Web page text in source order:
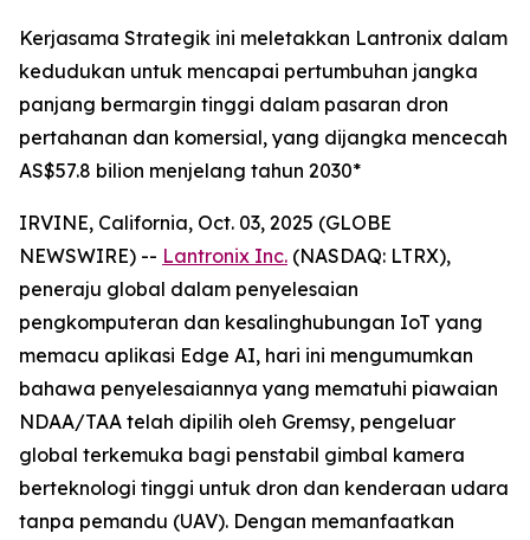
Kerjasama Strategik ini meletakkan Lantronix dalam
kedudukan untuk mencapai pertumbuhan jangka
panjang bermargin tinggi dalam pasaran dron
pertahanan dan komersial, yang dijangka mencecah
AS$57.8 bilion menjelang tahun 2030*
IRVINE, California, Oct. 03, 2025 (GLOBE
NEWSWIRE) -- Lantronix Inc. (NASDAQ: LTRX),
peneraju global dalam penyelesaian
pengkomputeran dan kesalinghubungan IoT yang
memacu aplikasi Edge AI, hari ini mengumumkan
bahawa penyelesaiannya yang mematuhi piawaian
NDAA/TAA telah dipilih oleh Gremsy, pengeluar
global terkemuka bagi penstabil gimbal kamera
berteknologi tinggi untuk dron dan kenderaan udara
tanpa pemandu (UAV). Dengan memanfaatkan